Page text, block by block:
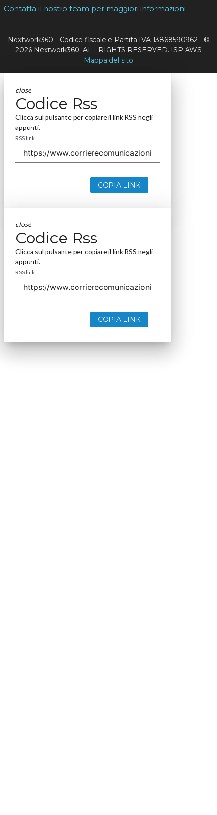
Contatta il nostro team per maggiori informazioni
Nextwork360 - Codice fiscale e Partita IVA 13868590962 - ©
2026 Nextwork360. ALL RIGHTS RESERVED. ISP AWS
Mappa del sito
close
Codice Rss
Clicca sul pulsante per copiare il link RSS negli
appunti.
RSS link
COPIA LINK
close
Codice Rss
Clicca sul pulsante per copiare il link RSS negli
appunti.
RSS link
COPIA LINK